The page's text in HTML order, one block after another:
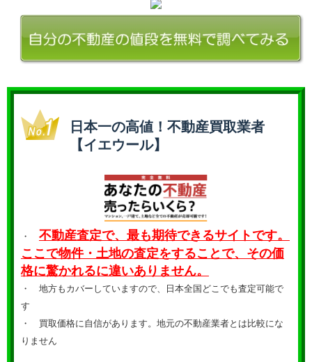
日本一の高値！不動産買取業者
【イエウール】
・ 不動産査定で、最も期待できるサイトです。
ここで物件・土地の査定をすることで、その価
格に驚かれるに違いありません。
・ 地方もカバーしていますので、日本全国どこでも査定可能で
す
・ 買取価格に自信があります。地元の不動産業者とは比較にな
りません